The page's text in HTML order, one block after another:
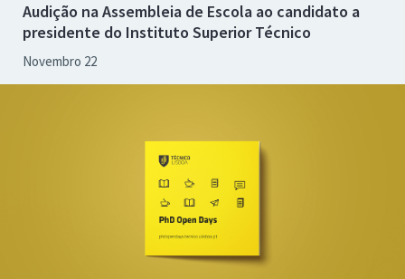
Audição na Assembleia de Escola ao candidato a
presidente do Instituto Superior Técnico
Novembro 22